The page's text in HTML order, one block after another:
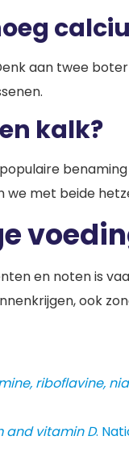
aan twee
kalk?
we met beide
en noten is
ook
riboflavine,
and vitamin D.